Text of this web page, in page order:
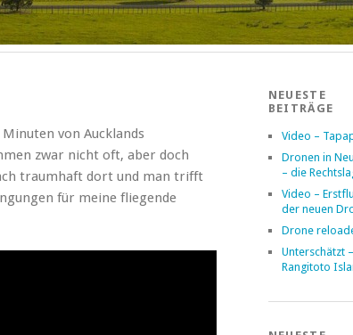
von Aucklands
zwar nicht oft, aber doch
traumhaft dort und man trifft
für meine fliegende
NEUESTE
BEITRÄGE
Video –
Dronen in
– die
Video –
der neuen
Drone
Unterschätzt –
Rangitoto